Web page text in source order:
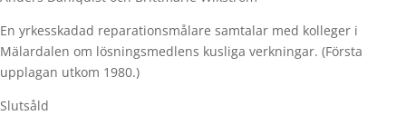
En yrkesskadad reparationsmålare samtalar med kolleger i
Mälardalen om lösningsmedlens kusliga verkningar. (Första
upplagan utkom 1980.)
Slutsåld